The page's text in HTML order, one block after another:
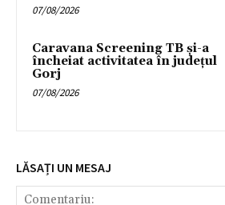
07/08/2026
Caravana Screening TB și-a
încheiat activitatea în județul
Gorj
07/08/2026
LĂSAȚI UN MESAJ